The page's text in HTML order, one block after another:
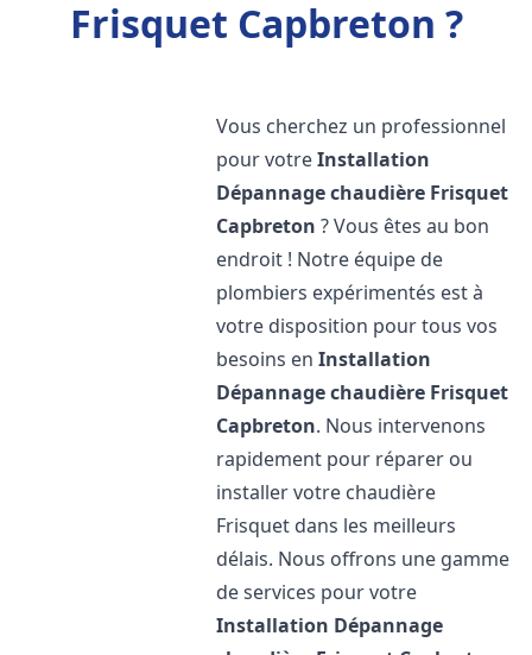
Frisquet Capbreton ?
Vous cherchez un professionnel
pour votreInstallation
Dépannage chaudière Frisquet
Capbreton ? Vous êtes au bon
endroit ! Notre équipe de
plombiers expérimentés est à
votre disposition pour tous vos
besoins enInstallation
Dépannage chaudière Frisquet
Capbreton. Nous intervenons
rapidement pour réparer ou
installer votre chaudière
Frisquet dans les meilleurs
délais. Nous offrons une gamme
de services pour votre
Installation Dépannage